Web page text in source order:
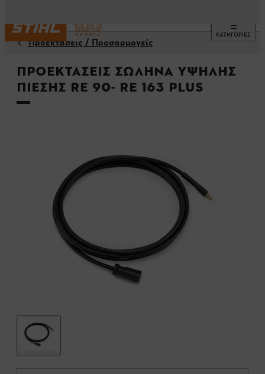
ΚΑΤΗΓΟΡΙΕΣ
Προεκτάσεις / Προσαρμογείς
Προεκτάσεις σωλήνα υψηλής
πίεσης RE 90- RE 163 PLUS